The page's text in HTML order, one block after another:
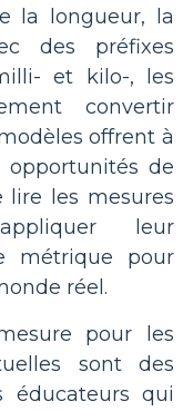
la longueur, la
des préfixes
et kilo-, les
convertir
offrent à
opportunités de
lire les mesures
leur
métrique pour
réel.
pour les
sont des
éducateurs qui